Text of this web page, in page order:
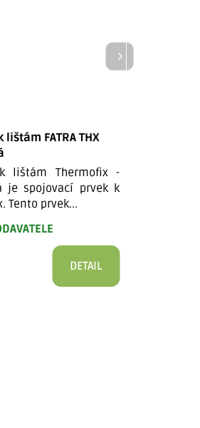
FATRA THX
lištám Thermofix -
je spojovací prvek k
Tento prvek...
DETAIL